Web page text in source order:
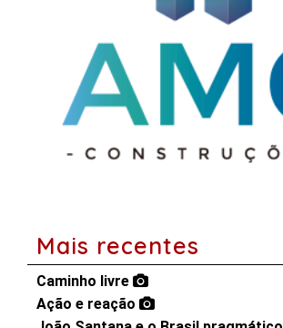
Mais recentes
Caminho livre
Ação e reação